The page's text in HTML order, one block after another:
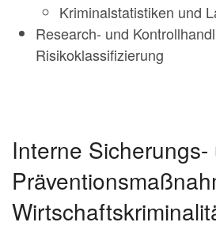
Kriminalstatistiken und
Research- und
Risikoklassifizierung
Interne Sicherungs-